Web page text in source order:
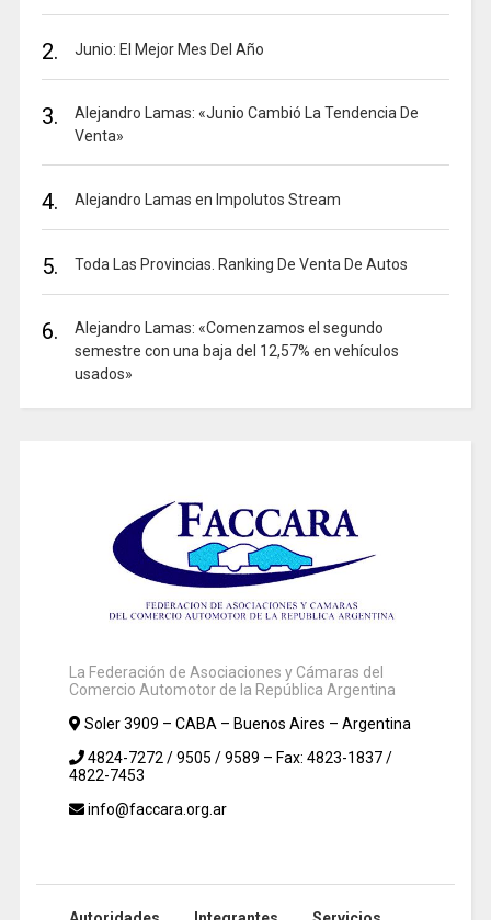
2. Junio: El Mejor Mes Del Año
3.
Alejandro Lamas: «Junio Cambió La Tendencia De
Venta»
4. Alejandro Lamas en Impolutos Stream
5. Toda Las Provincias. Ranking De Venta De Autos
6.
Alejandro Lamas: «Comenzamos el segundo
semestre con una baja del 12,57% en vehículos
usados»
La Federación de Asociaciones y Cámaras del
Comercio Automotor de la República Argentina
Soler 3909 – CABA – Buenos Aires – Argentina
4824-7272 / 9505 / 9589 – Fax: 4823-1837 /
4822-7453
info@faccara.org.ar